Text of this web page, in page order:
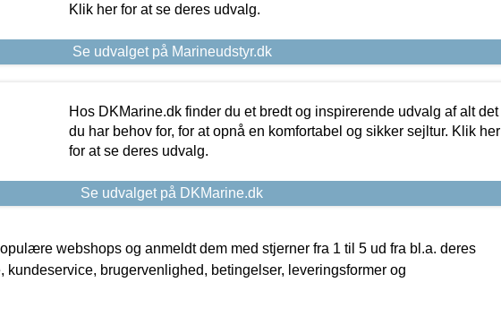
Klik her for at se deres udvalg.
Se udvalget på Marineudstyr.dk
Hos DKMarine.dk finder du et bredt og inspirerende udvalg af alt det
du har behov for, for at opnå en komfortabel og sikker sejltur. Klik her
for at se deres udvalg.
Se udvalget på DKMarine.dk
webshops og anmeldt dem med stjerner fra 1 til 5 ud fra bl.a. deres
kundeservice, brugervenlighed, betingelser, leveringsformer og